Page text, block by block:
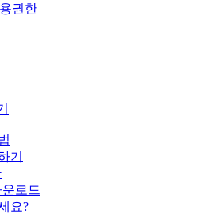
권한
기
로드
요?